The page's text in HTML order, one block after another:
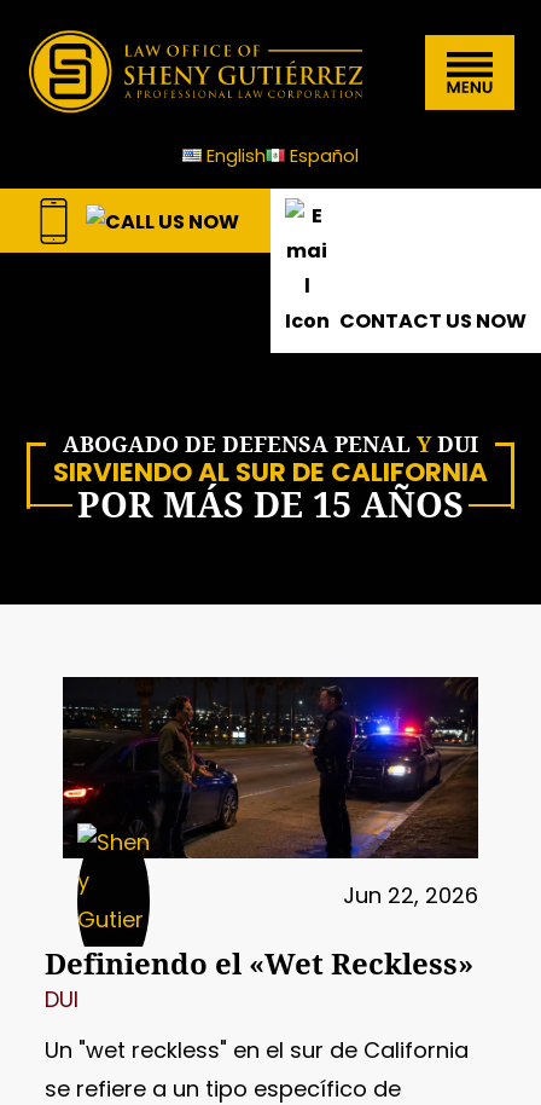
to
primary
to
main
to
primary
to
footer
Law Office of Sheny Gutierrez,
English Español
Menu
CONTACT US NOW
ABOGADO DE DEFENSA PENAL YDUI
SIRVIENDO AL SUR DE CALIFORNIA
POR MÁS DE 15 AÑOS
Jun 22, 2026
Definiendo el «Wet Reckless»
DUI
Un "wet reckless" en el sur de California
se refiere a un tipo específico de